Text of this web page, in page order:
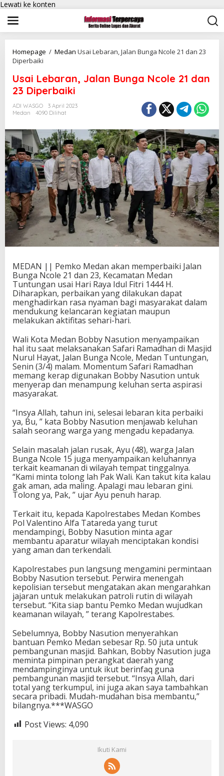
Lewati ke konten
Homepage / Medan Usai Lebaran, Jalan Bunga Ncole 21 dan 23
Diperbaiki
Usai Lebaran, Jalan Bunga Ncole 21 dan
23 Diperbaiki
ADI WASGO
3 April 2023
Medan
4090 Dilihat
MEDAN || Pemko Medan akan memperbaiki Jalan
Bunga Ncole 21 dan 23, Kecamatan Medan
Tuntungan usai Hari Raya Idul Fitri 1444 H.
Diharapkan, perbaikan yang dilakukan dapat
menghadirkan rasa nyaman bagi masyarakat dalam
mendukung kelancaran kegiatan maupun
melakukan aktifitas sehari-hari.
Wali Kota Medan Bobby Nasution menyampaikan
hal itu saat melaksanakan Safari Ramadhan di Masjid
Nurul Hayat, Jalan Bunga Ncole, Medan Tuntungan,
Senin (3/4) malam. Momentum Safari Ramadhan
memang kerap digunakan Bobby Nasution untuk
menyerap dan menampung keluhan serta aspirasi
masyarakat.
“Insya Allah, tahun ini, selesai lebaran kita perbaiki
ya, Bu, ” kata Bobby Nasution menjawab keluhan
salah seorang warga yang mengadu kepadanya.
Selain masalah jalan rusak, Ayu (48), warga Jalan
Bunga Ncole 15 juga menyampaikan keluhannya
terkait keamanan di wilayah tempat tinggalnya.
“Kami minta tolong lah Pak Wali. Kan takut kita kalau
gak aman, ada maling. Apalagi mau lebaran gini.
Tolong ya, Pak, ” ujar Ayu penuh harap.
Terkait itu, kepada Kapolrestabes Medan Kombes
Pol Valentino Alfa Tatareda yang turut
mendampingi, Bobby Nasution minta agar
membantu aparatur wilayah menciptakan kondisi
yang aman dan terkendali.
Kapolrestabes pun langsung mengamini permintaan
Bobby Nasution tersebut. Perwira menengah
kepolisian tersebut mengatakan akan mengarahkan
jajaran untuk melakukan patroli rutin di wilayah
tersebut. “Kita siap bantu Pemko Medan wujudkan
keamanan wilayah, ” terang Kapolrestabes.
Sebelumnya, Bobby Nasution menyerahkan
bantuan Pemko Medan sebesar Rp. 50 juta untuk
pembangunan masjid. Bahkan, Bobby Nasution juga
meminta pimpinan perangkat daerah yang
mendampinginya untuk ikut berinfaq guna
pembangunan masjid tersebut. “Insya Allah, dari
total yang terkumpul, ini juga akan saya tambahkan
secara pribadi. Mudah-mudahan bisa membantu,”
bilangnya.***WASGO
Post Views: 4,090
Ikuti Kami